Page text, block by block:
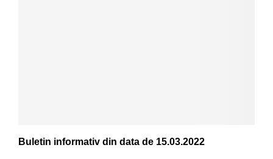
Buletin informativ din data de 15.03.2022